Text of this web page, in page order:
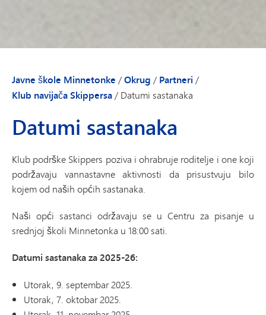
Javne škole Minnetonke /Okrug / Partneri /
Klub navijača Skippersa/ Datumi sastanaka
Datumi sastanaka
Klub podrške Skippers poziva i ohrabruje roditelje i one koji
podržavaju vannastavne aktivnosti da prisustvuju bilo
kojem od naših općih sastanaka.
Naši opći sastanci održavaju se u Centru za pisanje u
srednjoj školi Minnetonka u 18:00 sati.
Datumi sastanaka za 2025-26:
Utorak, 9. septembar 2025.
Utorak, 7. oktobar 2025.